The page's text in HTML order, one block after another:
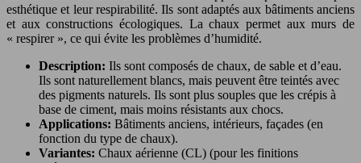
esthétique et leur respirabilité. Ils sont adaptés aux bâtiments anciens
et aux constructions écologiques. La chaux permet aux murs de
« respirer », ce qui évite les problèmes d’humidité.
Description: Ils sont composés de chaux, de sable et d’eau.
Ils sont naturellement blancs, mais peuvent être teintés avec
des pigments naturels. Ils sont plus souples que les crépis à
base de ciment, mais moins résistants aux chocs.
Applications: Bâtiments anciens, intérieurs, façades (en
fonction du type de chaux).
Variantes: Chaux aérienne (CL) (pour les finitions